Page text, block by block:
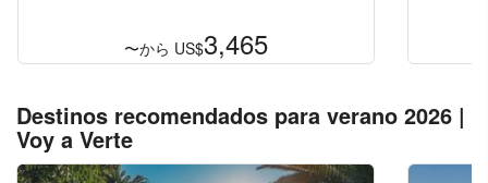
〜から US$3,465
Destinos recomendados para verano 2026 |
Voy a Verte